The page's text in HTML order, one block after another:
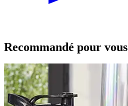
Recommandé pour vous